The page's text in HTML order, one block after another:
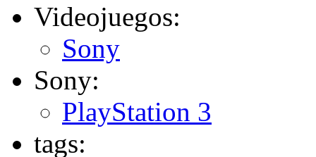
Videojuegos:
Sony
Sony:
PlayStation 3
tags: